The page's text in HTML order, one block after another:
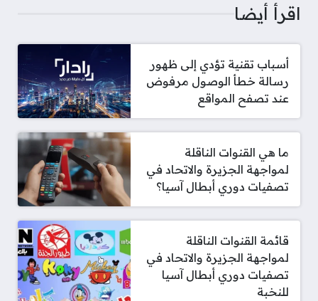
اقرأ أيضا
أسباب تقنية تؤدي إلى ظهور
رسالة خطأ الوصول مرفوض
عند تصفح المواقع
ما هي القنوات الناقلة
لمواجهة الجزيرة والاتحاد في
تصفيات دوري أبطال آسيا؟
قائمة القنوات الناقلة
لمواجهة الجزيرة والاتحاد في
تصفيات دوري أبطال آسيا
للنخبة